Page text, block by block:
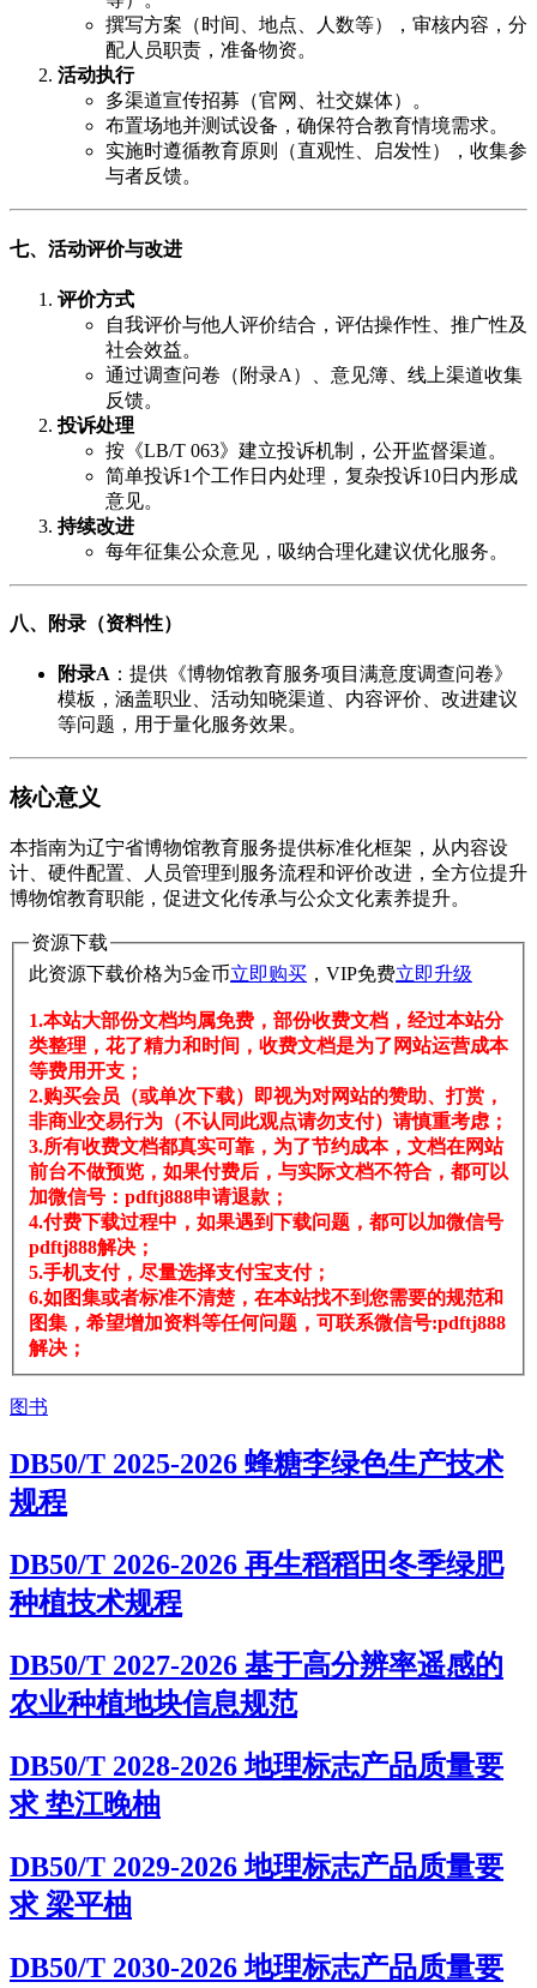
撰写方案（时间、地点、人数等），审核内容，分
配人员职责，准备物资。
活动执行
多渠道宣传招募（官网、社交媒体）。
布置场地并测试设备，确保符合教育情境需求。
实施时遵循教育原则（直观性、启发性），收集参
与者反馈。
七、活动评价与改进
评价方式
自我评价与他人评价结合，评估操作性、推广性及
社会效益。
通过调查问卷（附录A）、意见簿、线上渠道收集
反馈。
投诉处理
按《LB/T 063》建立投诉机制，公开监督渠道。
简单投诉1个工作日内处理，复杂投诉10日内形成
意见。
持续改进
每年征集公众意见，吸纳合理化建议优化服务。
八、附录（资料性）
附录A ​：提供《博物馆教育服务项目满意度调查问卷》
模板，涵盖职业、活动知晓渠道、内容评价、改进建议
等问题，用于量化服务效果。
核心意义
本指南为辽宁省博物馆教育服务提供标准化框架，从内容设
计、硬件配置、人员管理到服务流程和评价改进，全方位提升
博物馆教育职能，促进文化传承与公众文化素养提升。
资源下载
此资源下载价格为5金币立即购买 ，VIP免费立即升级
1.本站大部份文档均属免费，部份收费文档，经过本站分
类整理，花了精力和时间，收费文档是为了网站运营成本
等费用开支；
2.购买会员（或单次下载）即视为对网站的赞助、打赏，
非商业交易行为（不认同此观点请勿支付）请慎重考虑；
3.所有收费文档都真实可靠，为了节约成本，文档在网站
前台不做预览，如果付费后，与实际文档不符合，都可以
加微信号：pdftj888申请退款；
4.付费下载过程中，如果遇到下载问题，都可以加微信号
pdftj888解决；
5.手机支付，尽量选择支付宝支付；
6.如图集或者标准不清楚，在本站找不到您需要的规范和
图集，希望增加资料等任何问题，可联系微信号:pdftj888
解决；
图书
DB50/T 2025-2026 蜂糖李绿色生产技术
规程
DB50/T 2026-2026 再生稻稻田冬季绿肥
种植技术规程
DB50/T 2027-2026 基于高分辨率遥感的
农业种植地块信息规范
DB50/T 2028-2026 地理标志产品质量要
求 垫江晚柚
DB50/T 2029-2026 地理标志产品质量要
求 梁平柚
DB50/T 2030-2026 地理标志产品质量要